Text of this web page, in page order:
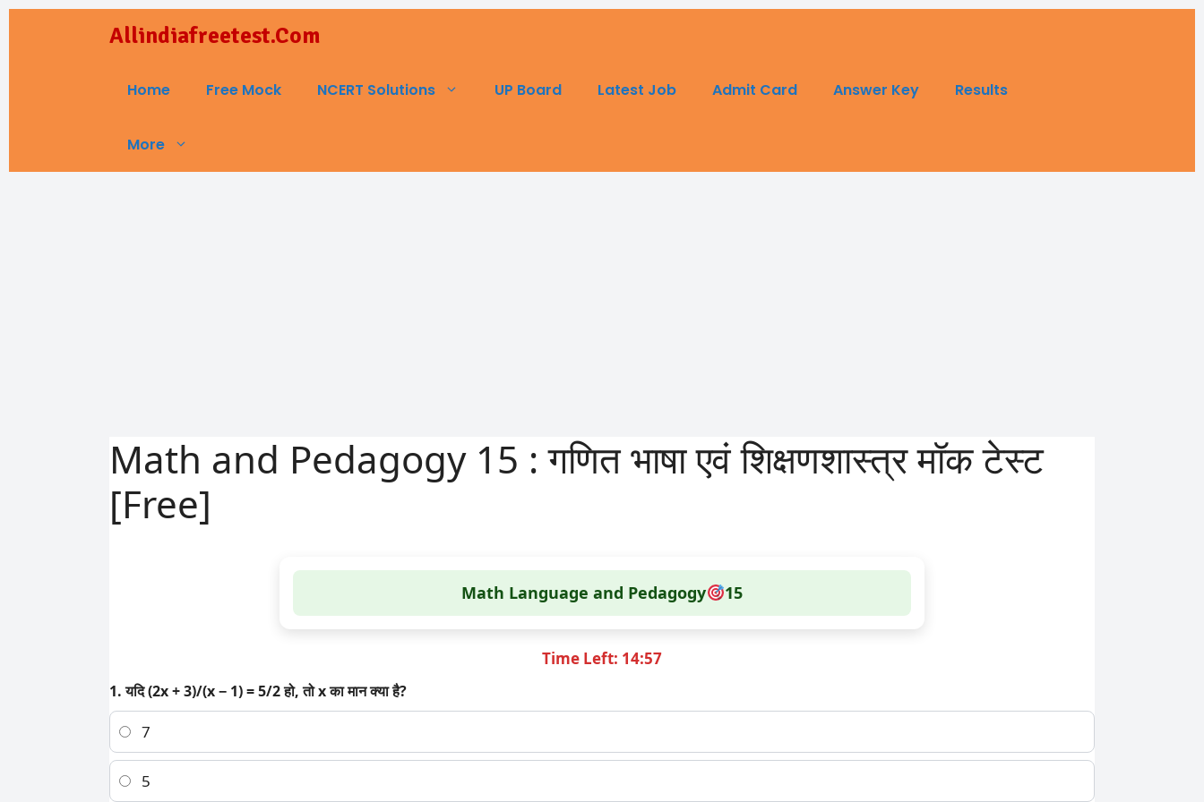
Allindiafreetest.Com
Home Free Mock NCERT Solutions UP Board Latest Job Admit Card Answer Key Results
More
Math and Pedagogy 15 : गणित भाषा एवं शिक्षणशास्त्र मॉक टेस्ट
[Free]
Math Language and Pedagogy 15
Time Left: 14:56
1. यदि (2x + 3)/(x − 1) = 5/2 हो, तो x का मान क्या है?
7
5